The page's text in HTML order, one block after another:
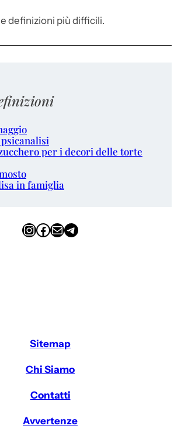
definizioni più difficili.
per i decori delle torte
in famiglia
InstagramFacebook Email Telegram
Sitemap
Chi Siamo
Contatti
Avvertenze